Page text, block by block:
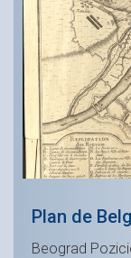
Plan de
Beograd